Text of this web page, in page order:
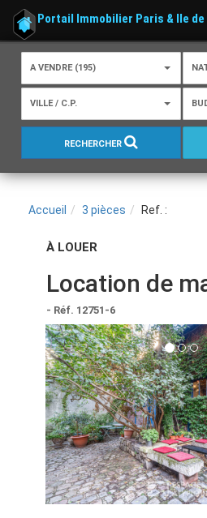
Portail Immobilier Paris & Ile de
A VENDRE (195)
VILLE / C.P.
RECHERCHER
Accueil 3 pièces Ref. :
À LOUER
Location de
- Réf. 12751-6